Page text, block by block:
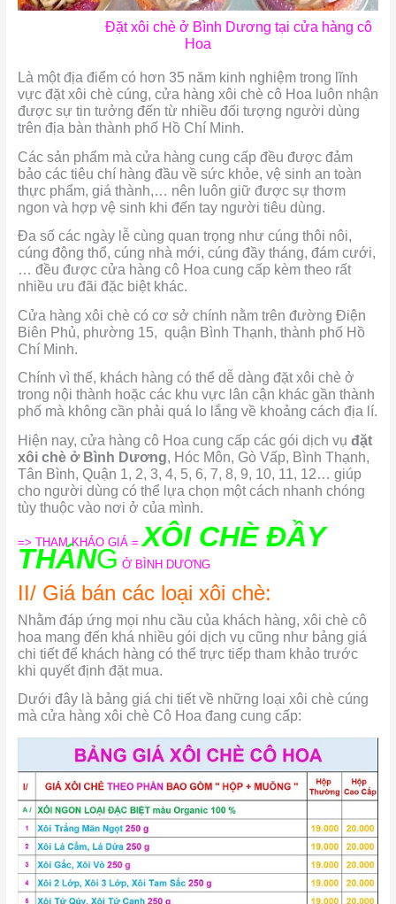
Đặt xôi chè ở Bình Dương tại cửa hàng cô
Hoa
Là một địa điểm có hơn 35 năm kinh nghiệm trong lĩnh
vực đặt xôi chè cúng, cửa hàng xôi chè cô Hoa luôn nhận
được sự tin tưởng đến từ nhiều đối tượng người dùng
trên địa bàn thành phố Hồ Chí Minh.
Các sản phẩm mà cửa hàng cung cấp đều được đảm
bảo các tiêu chí hàng đầu về sức khỏe, vệ sinh an toàn
thực phẩm, giá thành,… nên luôn giữ được sự thơm
ngon và hợp vệ sinh khi đến tay người tiêu dùng.
Đa số các ngày lễ cùng quan trọng như cúng thôi nôi,
cúng động thổ, cúng nhà mới, cúng đầy tháng, đám cưới,
… đều được cửa hàng cô Hoa cung cấp kèm theo rất
nhiều ưu đãi đặc biệt khác.
Cửa hàng xôi chè có cơ sở chính nằm trên đường Điện
Biên Phủ, phường 15, quận Bình Thạnh, thành phố Hồ
Chí Minh.
Chính vì thế, khách hàng có thể dễ dàng đặt xôi chè ở
trong nội thành hoặc các khu vực lân cận khác gần thành
phố mà không cần phải quá lo lắng về khoảng cách địa lí.
Hiện nay, cửa hàng cô Hoa cung cấp các gói dịch vụ đặt
xôi chè ở Bình Dương, Hóc Môn, Gò Vấp, Bình Thạnh,
Tân Bình, Quận 1, 2, 3, 4, 5, 6, 7, 8, 9, 10, 11, 12… giúp
cho người dùng có thể lựa chọn một cách nhanh chóng
tùy thuộc vào nơi ở của mình.
=> THAM KHẢO GIÁ =XÔI CHÈ ĐẦY
THÁNG Ở BÌNH DƯƠNG
II/ Giá bán các loại xôi chè:
Nhằm đáp ứng mọi nhu cầu của khách hàng, xôi chè cô
hoa mang đến khá nhiều gói dịch vụ cũng như bảng giá
chi tiết để khách hàng có thể trực tiếp tham khảo trước
khi quyết định đặt mua.
Dưới đây là bảng giá chi tiết về những loại xôi chè cúng
mà cửa hàng xôi chè Cô Hoa đang cung cấp: